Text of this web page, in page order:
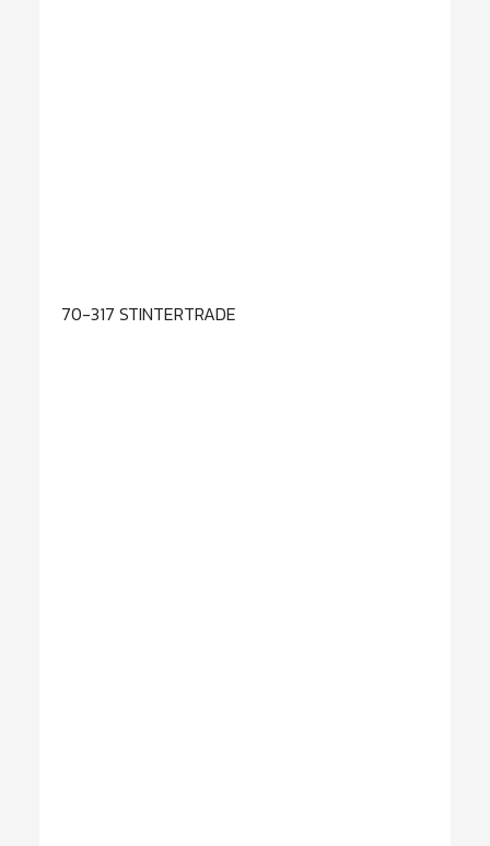
70-317 STINTERTRADE